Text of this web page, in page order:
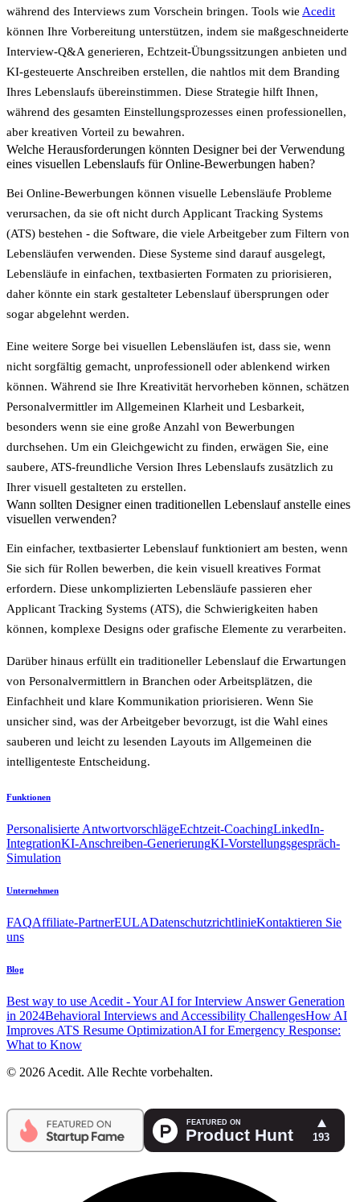
während des Interviews zum Vorschein bringen. Tools wie Acedit
können Ihre Vorbereitung unterstützen, indem sie maßgeschneiderte
Interview-Q&A generieren, Echtzeit-Übungssitzungen anbieten und
KI-gesteuerte Anschreiben erstellen, die nahtlos mit dem Branding
Ihres Lebenslaufs übereinstimmen. Diese Strategie hilft Ihnen,
während des gesamten Einstellungsprozesses einen professionellen,
aber kreativen Vorteil zu bewahren.
Welche Herausforderungen könnten Designer bei der Verwendung
eines visuellen Lebenslaufs für Online-Bewerbungen haben?
Bei Online-Bewerbungen können visuelle Lebensläufe Probleme
verursachen, da sie oft nicht durch Applicant Tracking Systems
(ATS) bestehen - die Software, die viele Arbeitgeber zum Filtern von
Lebensläufen verwenden. Diese Systeme sind darauf ausgelegt,
Lebensläufe in einfachen, textbasierten Formaten zu priorisieren,
daher könnte ein stark gestalteter Lebenslauf übersprungen oder
sogar abgelehnt werden.
Eine weitere Sorge bei visuellen Lebensläufen ist, dass sie, wenn
nicht sorgfältig gemacht, unprofessionell oder ablenkend wirken
können. Während sie Ihre Kreativität hervorheben können, schätzen
Personalvermittler im Allgemeinen Klarheit und Lesbarkeit,
besonders wenn sie eine große Anzahl von Bewerbungen
durchsehen. Um ein Gleichgewicht zu finden, erwägen Sie, eine
saubere, ATS-freundliche Version Ihres Lebenslaufs zusätzlich zu
Ihrer visuell gestalteten zu erstellen.
Wann sollten Designer einen traditionellen Lebenslauf anstelle eines
visuellen verwenden?
Ein einfacher, textbasierter Lebenslauf funktioniert am besten, wenn
Sie sich für Rollen bewerben, die kein visuell kreatives Format
erfordern. Diese unkomplizierten Lebensläufe passieren eher
Applicant Tracking Systems (ATS), die Schwierigkeiten haben
können, komplexe Designs oder grafische Elemente zu verarbeiten.
Darüber hinaus erfüllt ein traditioneller Lebenslauf die Erwartungen
von Personalvermittlern in Branchen oder Arbeitsplätzen, die
Einfachheit und klare Kommunikation priorisieren. Wenn Sie
unsicher sind, was der Arbeitgeber bevorzugt, ist die Wahl eines
sauberen und leicht zu lesenden Layouts im Allgemeinen die
intelligenteste Entscheidung.
Funktionen
Personalisierte AntwortvorschlägeEchtzeit-CoachingLinkedIn-
IntegrationKI-Anschreiben-GenerierungKI-Vorstellungsgespräch-
Simulation
Unternehmen
FAQAffiliate-PartnerEULADatenschutzrichtlinieKontaktieren Sie
uns
Blog
Best way to use Acedit - Your AI for Interview Answer Generation
in 2024Behavioral Interviews and Accessibility ChallengesHow AI
Improves ATS Resume OptimizationAI for Emergency Response:
What to Know
© 2026 Acedit. Alle Rechte vorbehalten.